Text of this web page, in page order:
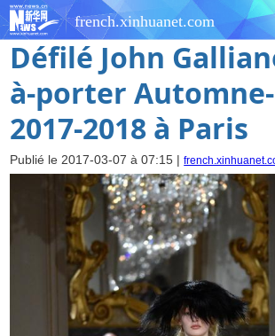
french.xinhuanet.com
Défilé John
à-porter
2017-2018 à Paris
Publié le 2017-03-07 à 07:15 |